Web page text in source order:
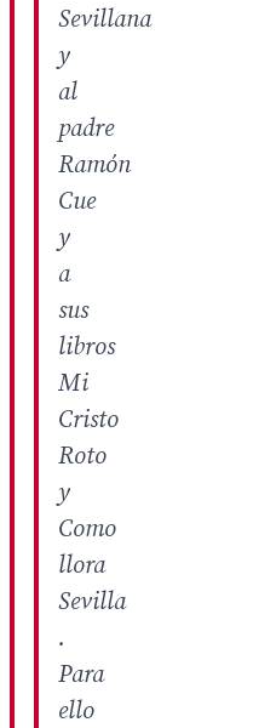
Sevillana
y
al
padre
Ramón
Cue
y
a
sus
libros
Mi
Cristo
Roto
y
Como
llora
Sevilla
.
Para
ello